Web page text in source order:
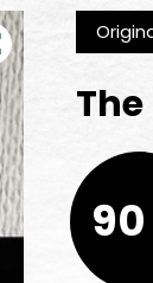
quantité de